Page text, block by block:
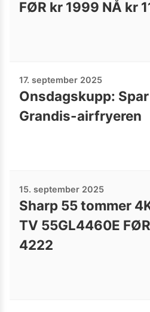
FØR kr 1999 NÅ kr
17. september 2025
Onsdagskupp:
Grandis-airfryeren
15. september 2025
Sharp 55 tommer
TV 55GL4460E
4222